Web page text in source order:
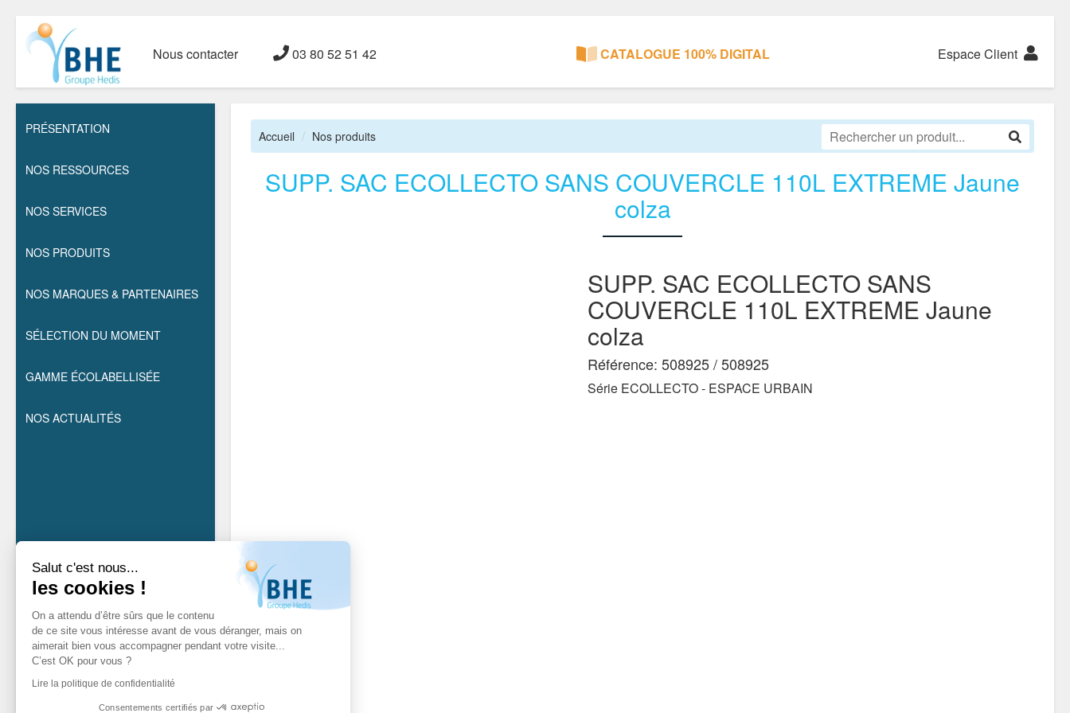
Salut c'est nous...
les cookies !
On a attendu d’être sûrs que le contenu
de ce site vous intéresse avant de vous déranger, mais on
aimerait bien vous accompagner pendant votre visite...
C’est OK pour vous ?
Lire la politique de confidentialité
Consentements certifiés par
Nous contacter 03 80 52 51 42 CATALOGUE 100% DIGITAL Espace Client
PRÉSENTATION
NOS RESSOURCES
NOS SERVICES
NOS PRODUITS
NOS MARQUES & PARTENAIRES
SÉLECTION DU MOMENT
GAMME ÉCOLABELLISÉE
NOS ACTUALITÉS
Accueil Nos produits
SUPP. SAC ECOLLECTO SANS COUVERCLE 110L EXTREME Jaune
colza
SUPP. SAC ECOLLECTO SANS
COUVERCLE 110L EXTREME Jaune
colza
Référence: 508925 / 508925
Série ECOLLECTO - ESPACE URBAIN